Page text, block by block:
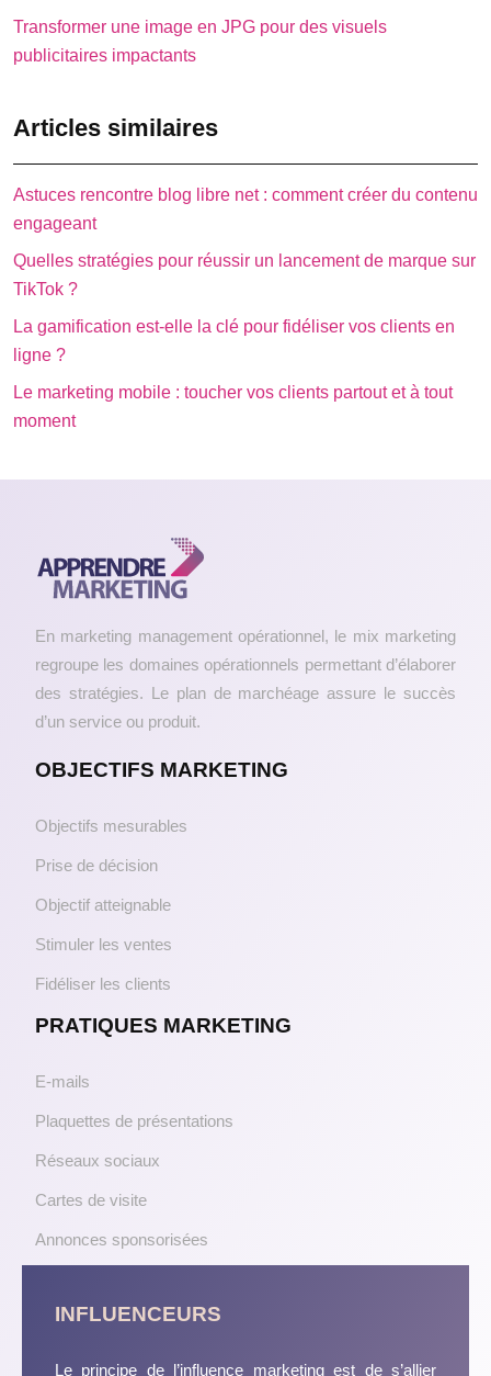
Transformer une image en JPG pour des visuels
publicitaires impactants
Articles similaires
Astuces rencontre blog libre net : comment créer du contenu
engageant
Quelles stratégies pour réussir un lancement de marque sur
TikTok ?
La gamification est-elle la clé pour fidéliser vos clients en
ligne ?
Le marketing mobile : toucher vos clients partout et à tout
moment
En marketing management opérationnel, le mix marketing
regroupe les domaines opérationnels permettant d’élaborer
des stratégies. Le plan de marchéage assure le succès
d’un service ou produit.
OBJECTIFS MARKETING
Objectifs mesurables
Prise de décision
Objectif atteignable
Stimuler les ventes
Fidéliser les clients
PRATIQUES MARKETING
E-mails
Plaquettes de présentations
Réseaux sociaux
Cartes de visite
Annonces sponsorisées
INFLUENCEURS
Le principe de l’influence marketing est de s’allier